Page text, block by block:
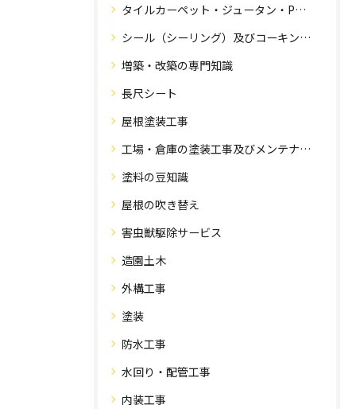
タイルカーペット・ジュータン・Pタイル・床・フローリング工事
シール（シーリング）及びコーキング工事の専門知識
増築・改築の専門知識
長尺シート
屋根塗装工事
工場・倉庫の塗装工事及びメンテナンス
塗料の豆知識
屋根の吹き替え
害虫獣駆除サービス
造園土木
外構工事
塗装
防水工事
水回り・配管工事
内装工事